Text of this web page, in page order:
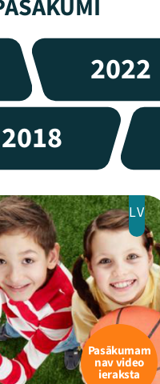
2022
2018
LV
Pasākumam
nav video
ieraksta